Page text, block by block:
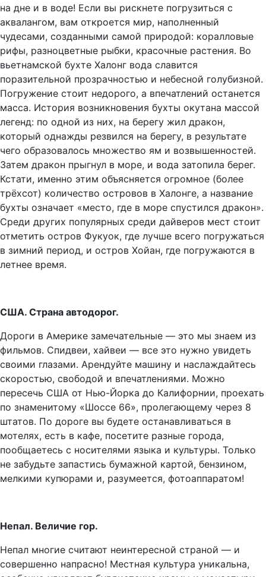
на дне и в воде! Если вы рискнете погрузиться с
аквалангом, вам откроется мир, наполненный
чудесами, созданными самой природой: коралловые
рифы, разноцветные рыбки, красочные растения. Во
вьетнамской бухте Халонг вода славится
поразительной прозрачностью и небесной голубизной.
Погружение стоит недорого, а впечатлений останется
масса. История возникновения бухты окутана массой
легенд: по одной из них, на берегу жил дракон,
который однажды резвился на берегу, в результате
чего образовалось множество ям и возвышенностей.
Затем дракон прыгнул в море, и вода затопила берег.
Кстати, именно этим объясняется огромное (более
трёхсот) количество островов в Халонге, а название
бухты означает «место, где в море спустился дракон».
Среди других популярных среди дайверов мест стоит
отметить остров Фукуок, где лучше всего погружаться
в зимний период, и остров Хойан, где погружаются в
летнее время.
США. Страна автодорог.
Дороги в Америке замечательные — это мы знаем из
фильмов. Спидвеи, хайвеи — все это нужно увидеть
своими глазами. Арендуйте машину и наслаждайтесь
скоростью, свободой и впечатлениями. Можно
пересечь США от Нью-Йорка до Калифорнии, проехать
по знаменитому «Шоссе 66», пролегающему через 8
штатов. По дороге вы будете останавливаться в
мотелях, есть в кафе, посетите разные города,
пообщаетесь с носителями языка и культуры. Только
не забудьте запастись бумажной картой, бензином,
мелкими купюрами и, разумеется, фотоаппаратом!
Непал. Величие гор.
Непал многие считают неинтересной страной — и
совершенно напрасно! Местная культура уникальна,